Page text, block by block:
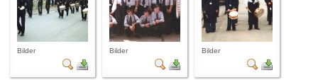
Bilder Bilder Bilder